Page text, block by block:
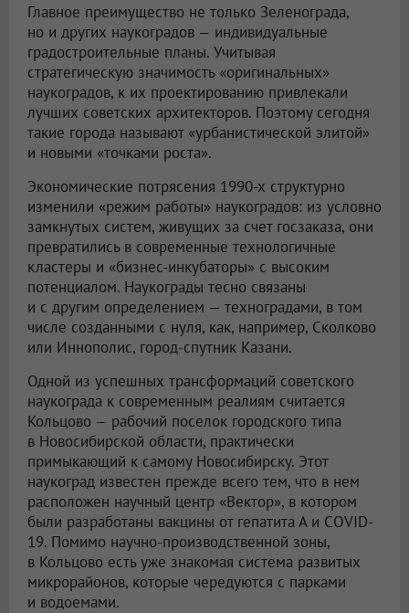
Главное преимущество не только Зеленограда,
но и других наукоградов — индивидуальные
градостроительные планы. Учитывая
стратегическую значимость «оригинальных»
наукоградов, к их проектированию привлекали
лучших советских архитекторов. Поэтому сегодня
такие города называют «урбанистической элитой»
и новыми «точками роста».
Экономические потрясения 1990-х структурно
изменили «режим работы» наукоградов: из условно
замкнутых систем, живущих за счет госзаказа, они
превратились в современные технологичные
кластеры и «бизнес-инкубаторы» с высоким
потенциалом. Наукограды тесно связаны
и с другим определением — техноградами, в том
числе созданными с нуля, как, например, Сколково
или Иннополис, город-спутник Казани.
Одной из успешных трансформаций советского
наукограда к современным реалиям считается
Кольцово — рабочий поселок городского типа
в Новосибирской области, практически
примыкающий к самому Новосибирску. Этот
наукоград известен прежде всего тем, что в нем
расположен научный центр «Вектор», в котором
были разработаны вакцины от гепатита А и COVID-
19. Помимо научно-производственной зоны,
в Кольцово есть уже знакомая система развитых
микрорайонов, которые чередуются с парками
и водоемами.